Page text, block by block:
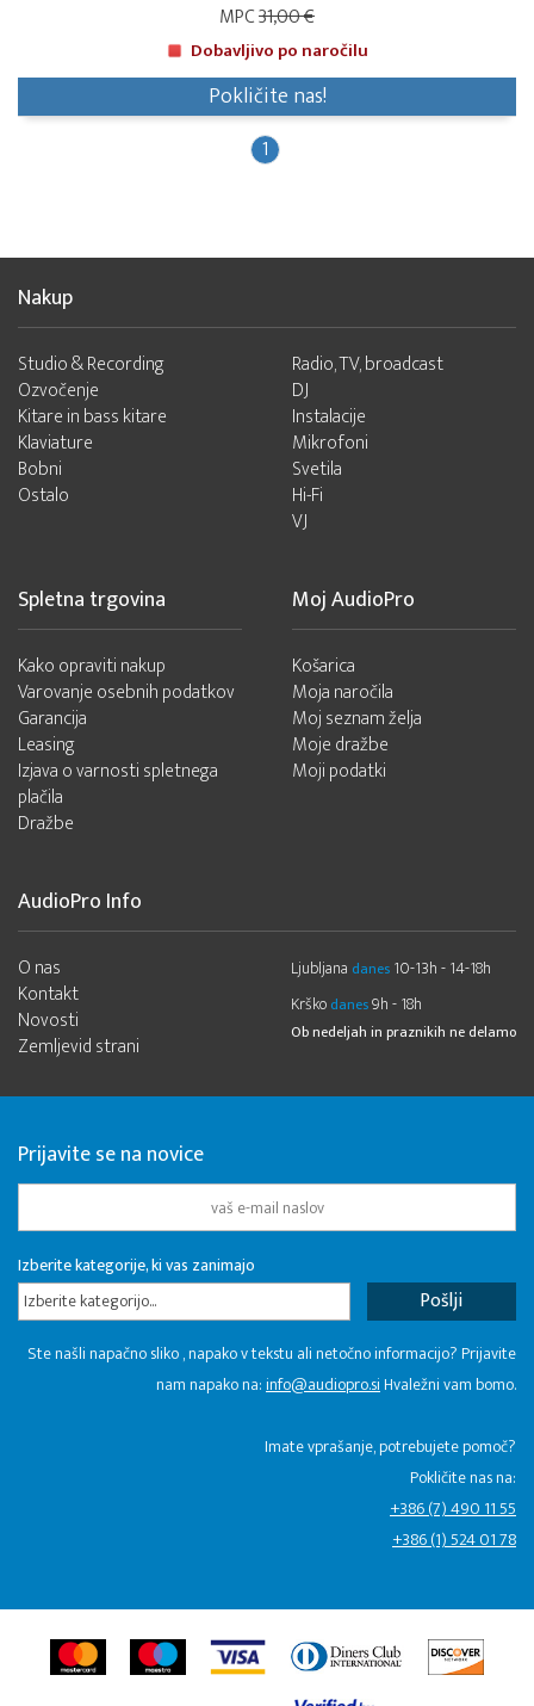
MPC31,00 €
Dobavljivo po naročilu
Pokličite nas!
1
Nakup
Studio & Recording
Ozvočenje
Kitare in bass kitare
Klaviature
Bobni
Ostalo
Radio, TV, broadcast
DJ
Instalacije
Mikrofoni
Svetila
Hi-Fi
VJ
Spletna trgovina
Kako opraviti nakup
Varovanje osebnih podatkov
Garancija
Leasing
Izjava o varnosti spletnega
plačila
Dražbe
Moj AudioPro
Košarica
Moja naročila
Moj seznam želja
Moje dražbe
Moji podatki
AudioPro Info
O nas
Kontakt
Novosti
Zemljevid strani
Ljubljana danes 10-13h - 14-18h
Krško danes9h - 18h
Ob nedeljah in praznikih ne delamo
Prijavite se na novice
Izberite kategorije, ki vas zanimajo
Izberite kategorijo...
Ste našli napačno sliko , napako v tekstu ali netočno informacijo? Prijavite
nam napako na:info@audiopro.siHvaležni vam bomo.
Imate vprašanje, potrebujete pomoč?
Pokličite nas na:
+386 (7) 490 11 55
+386 (1) 524 01 78